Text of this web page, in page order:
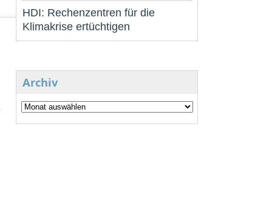
HDI: Rechenzentren für die
Klimakrise ertüchtigen
Archiv